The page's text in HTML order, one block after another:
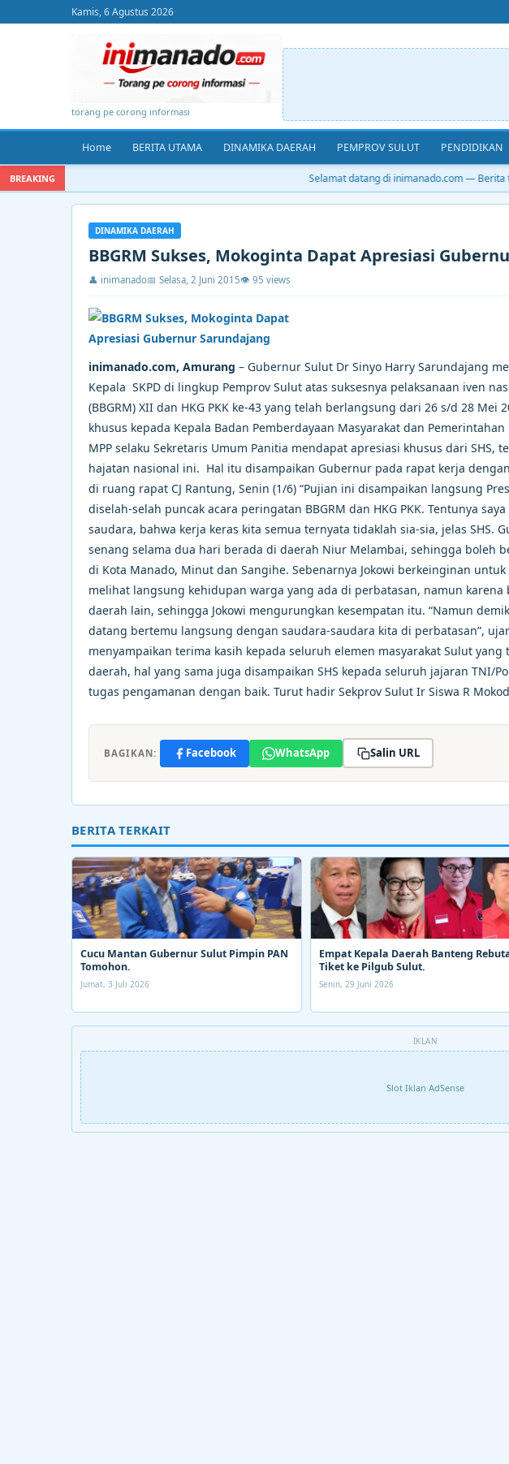
Kamis, 6 Agustus 2026
torang pe corong informasi
Home BERITA UTAMA DINAMIKA DAERAH PEMPROV SULUT PENDIDIKAN
BREAKING Selamat datang di inimanado.com — Berita
DINAMIKA DAERAH
BBGRM Sukses, Mokoginta Dapat Apresiasi
👤 inimanado📅 Selasa, 2 Juni 2015👁 95 views
inimanado.com, Amurang – Gubernur Sulut Dr Sinyo Harry Sarundajang
Kepala SKPD di lingkup Pemprov Sulut atas suksesnya pelaksanaan iven
(BBGRM) XII dan HKG PKK ke-43 yang telah berlangsung dari 26 s/d 28
khusus kepada Kepala Badan Pemberdayaan Masyarakat dan Pemerintahan
MPP selaku Sekretaris Umum Panitia mendapat apresiasi khusus dari
hajatan nasional ini. Hal itu disampaikan Gubernur pada rapat kerja
di ruang rapat CJ Rantung, Senin (1/6) “Pujian ini disampaikan langsung
diselah-selah puncak acara peringatan BBGRM dan HKG PKK. Tentunya
saudara, bahwa kerja keras kita semua ternyata tidaklah sia-sia, jelas SHS.
senang selama dua hari berada di daerah Niur Melambai, sehingga boleh
di Kota Manado, Minut dan Sangihe. Sebenarnya Jokowi berkeinginan
melihat langsung kehidupan warga yang ada di perbatasan, namun
daerah lain, sehingga Jokowi mengurungkan kesempatan itu. “Namun
datang bertemu langsung dengan saudara-saudara kita di perbatasan”,
menyampaikan terima kasih kepada seluruh elemen masyarakat Sulut
daerah, hal yang sama juga disampaikan SHS kepada seluruh jajaran TNI/
tugas pengamanan dengan baik. Turut hadir Sekprov Sulut Ir Siswa R
BAGIKAN: Facebook WhatsApp Salin URL
BERITA TERKAIT
Cucu Mantan Gubernur Sulut Pimpin PAN
Tomohon.
Jumat, 3 Juli 2026
Empat Kepala Daerah Banteng
Tiket ke Pilgub Sulut.
Senin, 29 Juni 2026
IKLAN
Slot Iklan AdSense